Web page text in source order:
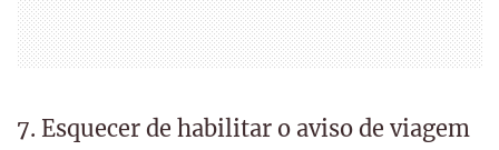
7. Esquecer de habilitar o aviso de viagem